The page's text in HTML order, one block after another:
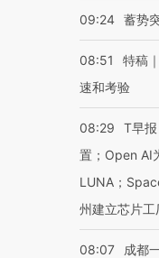
09:24 蓄势
08:51
特稿
速和考验
08:29
T早
置；Open AI
LUNA；
州建立芯片工
08:07
成都